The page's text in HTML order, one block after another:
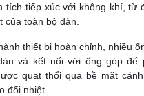
tích tiếp xúc với không khí, từ
của toàn bộ dàn.
thiết bị hoàn chỉnh, nhiều
và kết nối với ống góp để
quạt thổi qua bề mặt
đổi nhiệt.